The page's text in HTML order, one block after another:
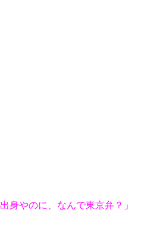
身やのに、なんで東京弁？」